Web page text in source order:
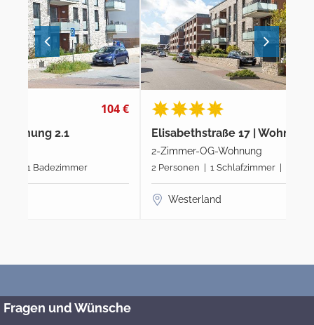
Elisabethstraße 17 | Wohnung 1.2
2 Personen | 1 Schlafzimmer | 1 Badezimmer
Fragen und Wünsche